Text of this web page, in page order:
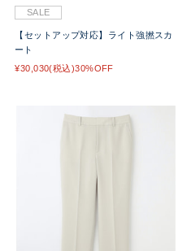
SALE
【セットアップ対応】ライト強撚スカ
ート
¥30,030(税込)30%OFF